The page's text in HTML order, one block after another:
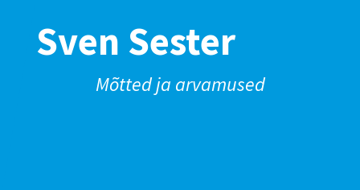
Sven Sester
Mõtted ja arvamused